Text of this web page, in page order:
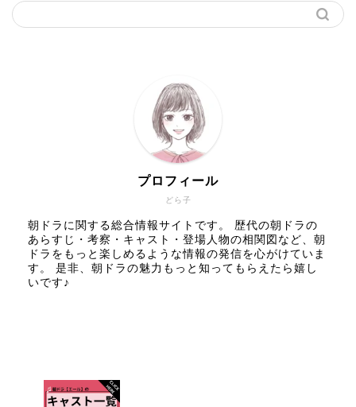
どら子
プロフィール
朝ドラに関する総合情報サイトです。 歴代の朝ドラの
あらすじ・考察・キャスト・登場人物の相関図など、朝
ドラをもっと楽しめるような情報の発信を心がけていま
す。 是非、朝ドラの魅力もっと知ってもらえたら嬉し
いです♪